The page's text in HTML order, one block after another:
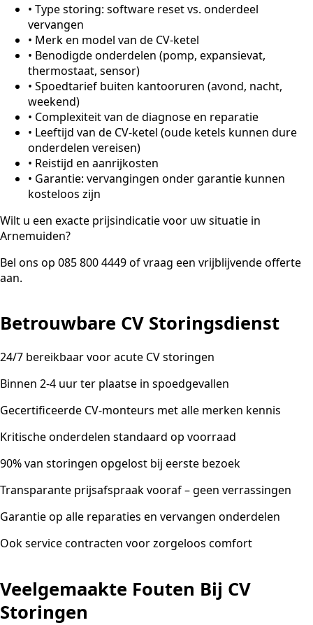
• Type storing: software reset vs. onderdeel
vervangen
• Merk en model van de CV-ketel
• Benodigde onderdelen (pomp, expansievat,
thermostaat, sensor)
• Spoedtarief buiten kantooruren (avond, nacht,
weekend)
• Complexiteit van de diagnose en reparatie
• Leeftijd van de CV-ketel (oude ketels kunnen dure
onderdelen vereisen)
• Reistijd en aanrijkosten
• Garantie: vervangingen onder garantie kunnen
kosteloos zijn
Wilt u een exacte prijsindicatie voor uw situatie in
Arnemuiden?
Bel ons op 085 800 4449 of vraag een vrijblijvende offerte
aan.
Betrouwbare CV Storingsdienst
24/7 bereikbaar voor acute CV storingen
Binnen 2-4 uur ter plaatse in spoedgevallen
Gecertificeerde CV-monteurs met alle merken kennis
Kritische onderdelen standaard op voorraad
90% van storingen opgelost bij eerste bezoek
Transparante prijsafspraak vooraf – geen verrassingen
Garantie op alle reparaties en vervangen onderdelen
Ook service contracten voor zorgeloos comfort
Veelgemaakte Fouten Bij CV
Storingen